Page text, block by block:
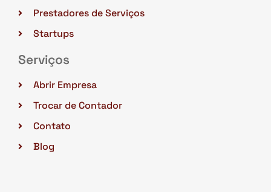
Prestadores de Serviços
Startups
Serviços
Abrir Empresa
Trocar de Contador
Contato
Blog